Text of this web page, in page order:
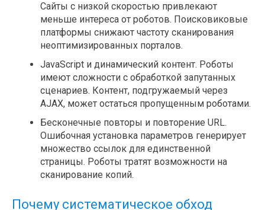
Сайты с низкой скоростью привлекают
меньше интереса от роботов. Поисковиковые
платформы снижают частоту сканирования
неоптимизированных порталов.
JavaScript и динамический контент. Роботы
имеют сложности с обработкой запутанных
сценариев. Контент, подгружаемый через
AJAX, может остаться пропущенным роботами.
Бесконечные повторы и повторение URL.
Ошибочная установка параметров генерирует
множество ссылок для единственной
страницы. Роботы тратят возможности на
сканирование копий.
Почему систематическое обход